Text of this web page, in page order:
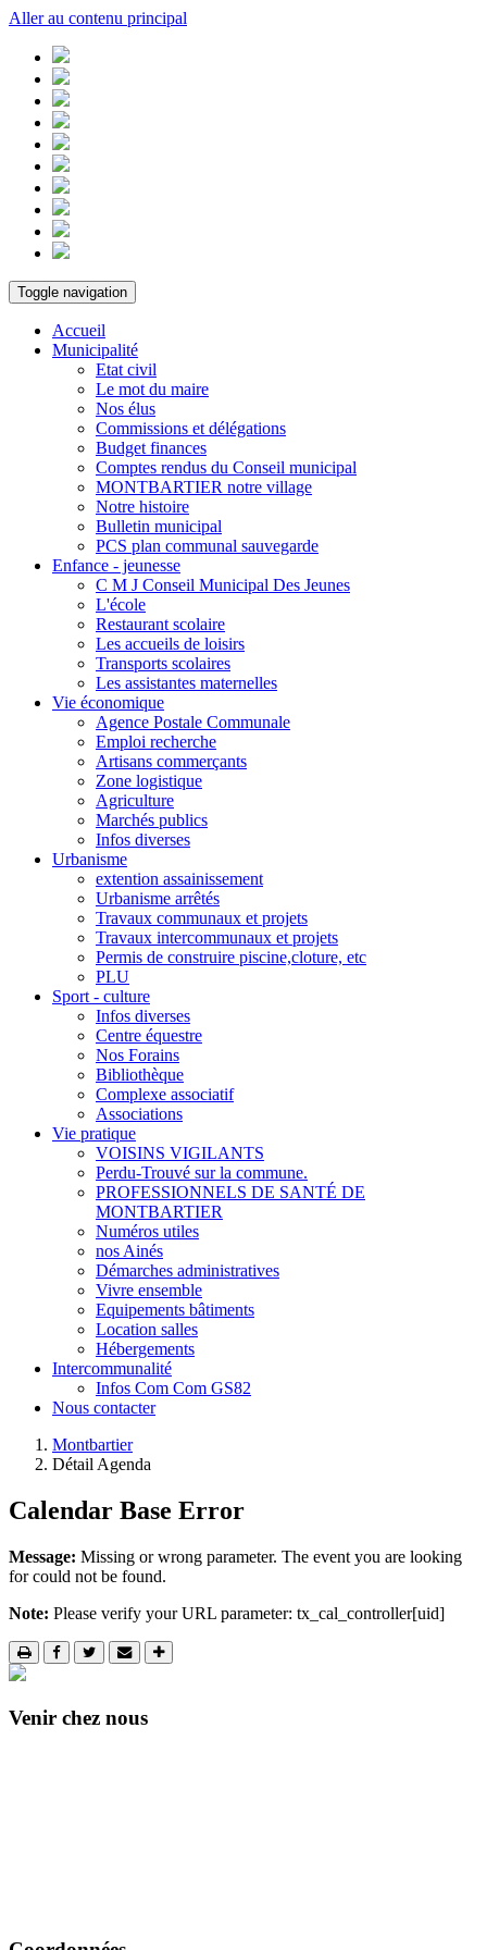
Aller au contenu principal
Toggle navigation
Accueil
Municipalité
Etat civil
Le mot du maire
Nos élus
Commissions et délégations
Budget finances
Comptes rendus du Conseil municipal
MONTBARTIER notre village
Notre histoire
Bulletin municipal
PCS plan communal sauvegarde
Enfance - jeunesse
C M J Conseil Municipal Des Jeunes
L'école
Restaurant scolaire
Les accueils de loisirs
Transports scolaires
Les assistantes maternelles
Vie économique
Agence Postale Communale
Emploi recherche
Artisans commerçants
Zone logistique
Agriculture
Marchés publics
Infos diverses
Urbanisme
extention assainissement
Urbanisme arrêtés
Travaux communaux et projets
Travaux intercommunaux et projets
Permis de construire piscine,cloture, etc
PLU
Sport - culture
Infos diverses
Centre équestre
Nos Forains
Bibliothèque
Complexe associatif
Associations
Vie pratique
VOISINS VIGILANTS
Perdu-Trouvé sur la commune.
PROFESSIONNELS DE SANTÉ DE
MONTBARTIER
Numéros utiles
nos Ainés
Démarches administratives
Vivre ensemble
Equipements bâtiments
Location salles
Hébergements
Intercommunalité
Infos Com Com GS82
Nous contacter
Montbartier
Détail Agenda
Calendar Base Error
Message: Missing or wrong parameter. The event you are looking
for could not be found.
Note: Please verify your URL parameter: tx_cal_controller[uid]
Venir chez nous